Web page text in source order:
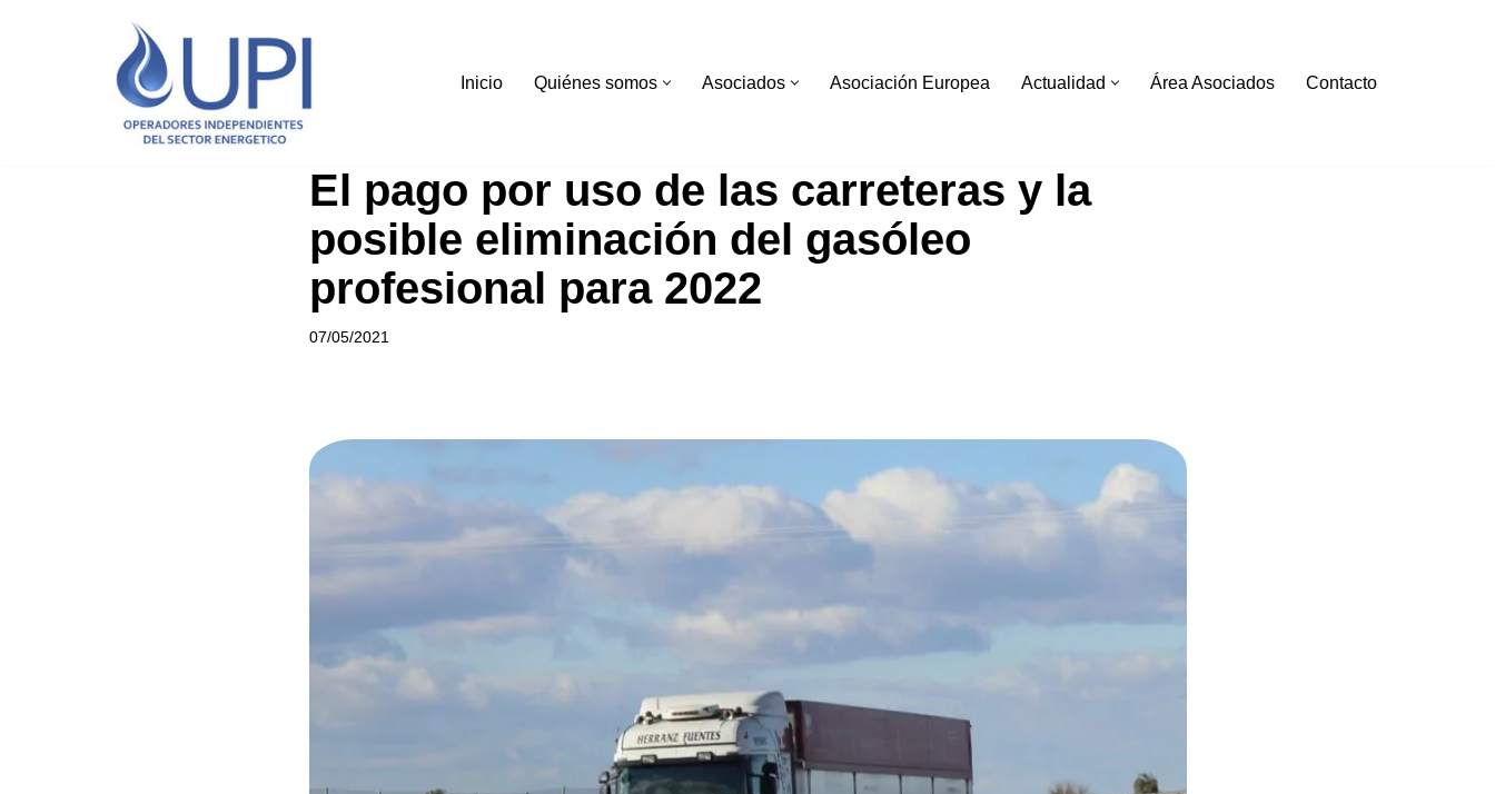
Inicio Quiénes somos Asociados Asociación Europea Actualidad Área Asociados Contacto
El pago por uso de las carreteras y la
posible eliminación del gasóleo
profesional para 2022
07/05/2021